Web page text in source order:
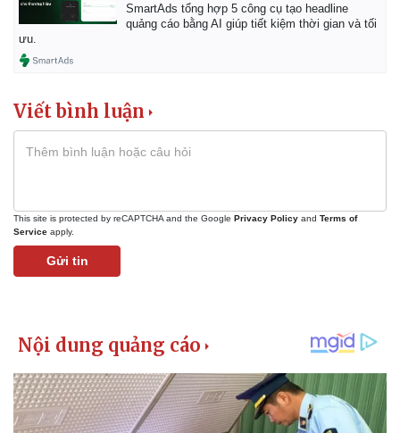
SmartAds tổng hợp 5 công cụ tạo headline
quảng cáo bằng AI giúp tiết kiệm thời gian và tối
ưu.
Viết bình luận
This site is protected by reCAPTCHA and the Google Privacy Policy and Terms of
Service apply.
Gửi tin